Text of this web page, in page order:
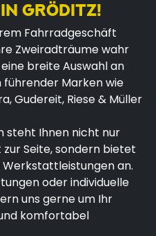
GRÖDITZ!
Fahrradgeschäft
Zweiradträume wahr
breite Auswahl an
Marken wie
Gudereit, Riese & Müller
steht Ihnen nicht nur
Seite, sondern bietet
an.
oder individuelle
uns gerne um Ihr
komfortabel